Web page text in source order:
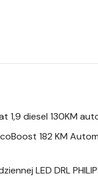
1,9 diesel 130KM
182 KM
LED DRL